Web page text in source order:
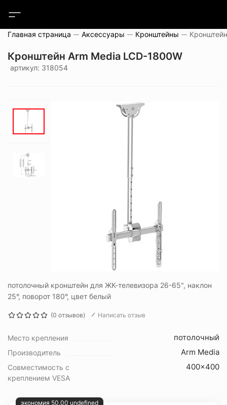
Главная страница Аксессуары Кронштейны
Кронштейн Arm Media LCD-1800W
артикул: 318054
потолочный кронштейн для ЖК-телевизора 26-65", наклон
25°, поворот 180°, цвет белый
(0 отзывов) Написать отзыв
Место крепления потолочный
Производитель Arm Media
Совместимость с
креплением VESA
400x400
экономия 50,00 undefined